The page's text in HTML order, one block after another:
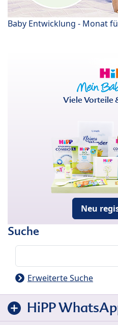
Baby Entwicklung - Monat
Viele Vorteile
Neu
Suche
Erweiterte Suche
HiPP